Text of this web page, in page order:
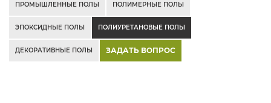
ПРОМЫШЛЕННЫЕ ПОЛЫ ПОЛИМЕРНЫЕ ПОЛЫ
ЭПОКСИДНЫЕ ПОЛЫ ПОЛИУРЕТАНОВЫЕ ПОЛЫ
ДЕКОРАТИВНЫЕ ПОЛЫ ЗАДАТЬ ВОПРОС